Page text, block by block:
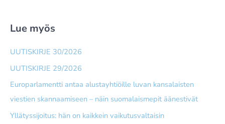
Lue myös
UUTISKIRJE 30/2026
UUTISKIRJE 29/2026
Europarlamentti antaa alusta­yhtiöille luvan kansalaisten
viestien skannaamiseen – näin suomalais­mepit äänestivät
Yllätyssijoitus: hän on kaikkein vaikutusvaltaisin